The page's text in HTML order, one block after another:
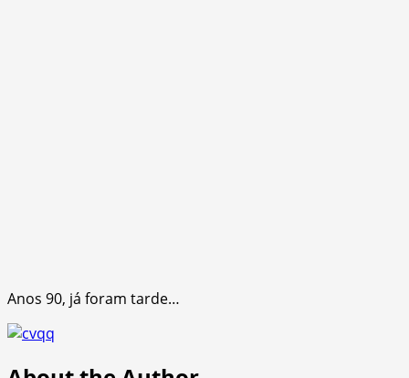
Anos 90, já foram tarde…